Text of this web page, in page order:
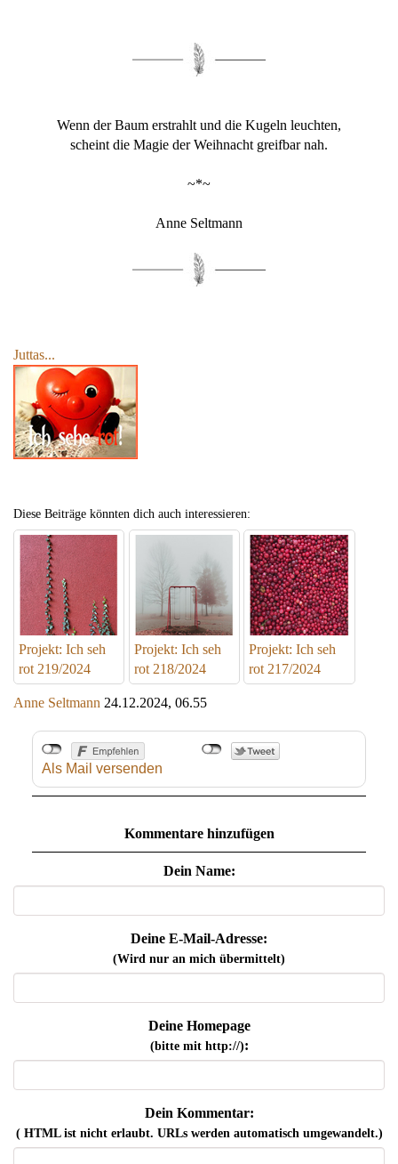
Wenn der Baum erstrahlt und die Kugeln leuchten,
scheint die Magie der Weihnacht greifbar nah.
~*~
Anne Seltmann
Juttas...
Diese Beiträge könnten dich auch interessieren:
Projekt: Ich seh
rot 219/2024
Projekt: Ich seh
rot 218/2024
Projekt: Ich seh
rot 217/2024
Anne Seltmann 24.12.2024, 06.55
Als Mail versenden
Kommentare hinzufügen
Dein Name:
Deine E-Mail-Adresse:
(Wird nur an mich übermittelt)
Deine Homepage
(bitte mit http://):
Dein Kommentar:
( HTML ist nichterlaubt. URLs werden automatisch umgewandelt.)